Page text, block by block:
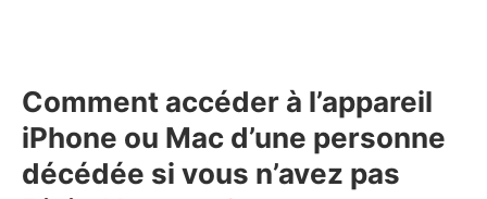
Comment accéder à l’appareil
iPhone ou Mac d’une personne
décédée si vous n’avez pas